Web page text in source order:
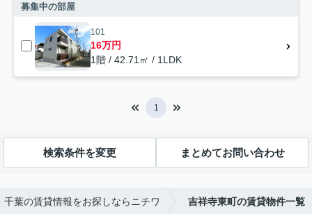
募集中の部屋
101
16万円
1階 / 42.71㎡ / 1LDK
1
検索条件を変更 まとめてお問い合わせ
葉の賃貸情報をお探しならニチワ 吉祥寺東町の賃貸物件一覧